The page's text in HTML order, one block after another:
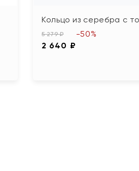
Кольцо из серебра с
5 279 ₽
2 640 ₽
-50%